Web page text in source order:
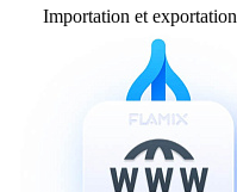
Importation et exportation